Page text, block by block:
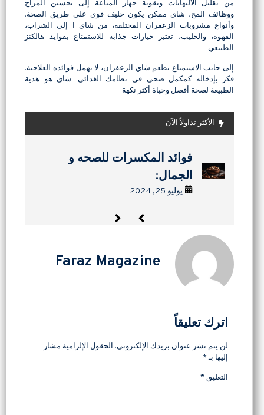
من تقليل الالتهابات وتقوية جهاز المناعة إلى تحسين المزاج
ووظائف المخ، شاي ممكن يكون حليف قوي على طريق الصحة.
وأنواع مشروبات الزعفران المختلفة، من شاي ا إلى الشراب،
القهوة، والحليب، تعتبر خيارات جذابة للاستمتاع بفوايد هالكنز
الطبيعي.
إلى جانب الاستمتاع بطعم شاي الزعفران، لا تهمل فوائده العلاجية.
فكر بإدخاله كمكمل صحي في نظامك الغذائي. شاي هو هدية
الطبيعة لصحة أفضل وحياة أكثر نكهة.
الأكثر تداولاً الآن
وصفات حلویات سریعه: جاهزه
خلال 15 دقیقه:
يوليو 24, 2024
كيفية صنع اللافاشاك في المنزل:
دليل كامل للفاكهة الفارسية
المجففة
فوائد المکسرات للصحه و
الجمال:
يوليو 25, 2024
فوائد الجوز:10 اسباب لتناوله
یومیا
وصفات حلویات سریعه: جاهزه
خلال 15 دقیقه:
يوليو 24, 2024
كيفية صنع اللافاشاك في المنزل:
دليل كامل للفاكهة الفارسية
المجففة
Faraz Magazine
اترك تعليقاً
لن يتم نشر عنوان بريدك الإلكتروني. الحقول الإلزامية مشار
إليها بـ*
التعليق*